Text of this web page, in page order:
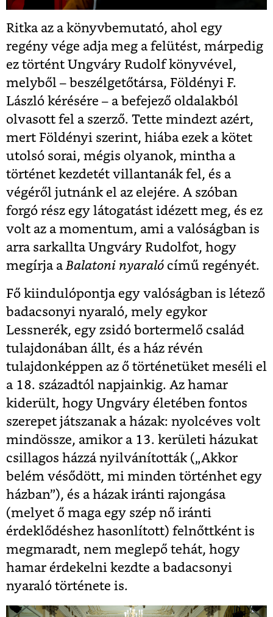
Ritka az a könyvbemutató, ahol egy
regény vége adja meg a felütést, márpedig
ez történt Ungváry Rudolf könyvével,
melyből – beszélgetőtársa, Földényi F.
László kérésére – a befejező oldalakból
olvasott fel a szerző. Tette mindezt azért,
mert Földényi szerint, hiába ezek a kötet
utolsó sorai, mégis olyanok, mintha a
történet kezdetét villantanák fel, és a
végéről jutnánk el az elejére. A szóban
forgó rész egy látogatást idézett meg, és ez
volt az a momentum, ami a valóságban is
arra sarkallta Ungváry Rudolfot, hogy
megírja aBalatoni nyaraló című regényét.
Fő kiindulópontja egy valóságban is létező
badacsonyi nyaraló, mely egykor
Lessnerék, egy zsidó bortermelő család
tulajdonában állt, és a ház révén
tulajdonképpen az ő történetüket meséli el
a 18. századtól napjainkig. Az hamar
kiderült, hogy Ungváry életében fontos
szerepet játszanak a házak: nyolcéves volt
mindössze, amikor a 13. kerületi házukat
csillagos házzá nyilvánították („Akkor
belém vésődött, mi minden történhet egy
házban”), és a házak iránti rajongása
(melyet ő maga egy szép nő iránti
érdeklődéshez hasonlított) felnőttként is
megmaradt, nem meglepő tehát, hogy
hamar érdekelni kezdte a badacsonyi
nyaraló története is.